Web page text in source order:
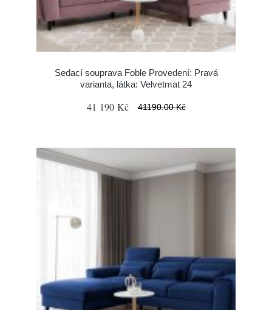
Sedací souprava Foble Provedení: Pravá
varianta, látka: Velvetmat 24
41 190 Kč 41190.00 Kč